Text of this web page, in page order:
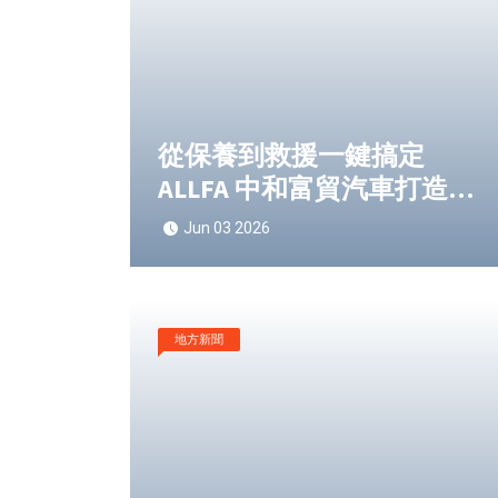
從保養到救援一鍵搞定
ALLFA 中和富貿汽車打造法
系車LINE智慧服務
Jun 03 2026
地方新聞